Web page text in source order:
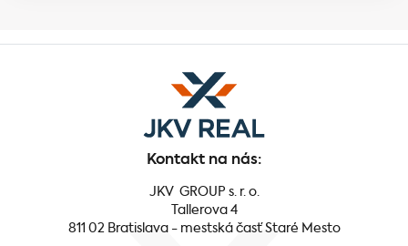
Kontakt na nás:
JKV GROUP s. r. o.
Tallerova 4
811 02 Bratislava - mestská časť Staré Mesto